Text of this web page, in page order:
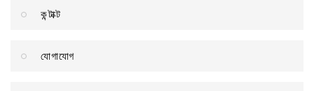
কন্টাক্ট
যোগাযোগ